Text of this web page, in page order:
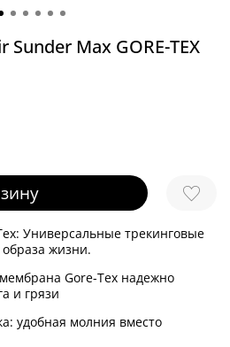
Sunder Max GORE-TEX
Универсальные трекинговые
образа жизни.
Gore-Tex надежно
и грязи
удобная молния вместо